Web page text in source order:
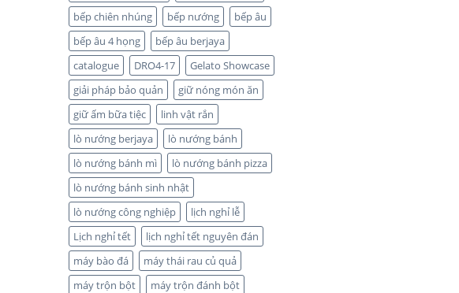
bếp chiên nhúng
bếp nướng
bếp âu
bếp âu 4 họng
bếp âu berjaya
catalogue
DRO4-17
Gelato Showcase
giải pháp bảo quản
giữ nóng món ăn
giữ ấm bữa tiệc
linh vật rắn
lò nướng berjaya
lò nướng bánh
lò nướng bánh mì
lò nướng bánh pizza
lò nướng bánh sinh nhật
lò nướng công nghiệp
lịch nghỉ lễ
Lịch nghỉ tết
lịch nghỉ tết nguyên đán
máy bào đá
máy thái rau củ quả
máy trộn bột
máy trộn đánh bột